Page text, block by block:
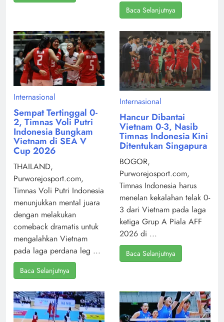
Baca Selanjutnya
Internasional
Sempat Tertinggal 0-
2, Timnas Voli Putri
Indonesia Bungkam
Vietnam di SEA V
Cup 2026
THAILAND,
Purworejosport.com,
Timnas Voli Putri Indonesia
menunjukkan mental juara
dengan melakukan
comeback dramatis untuk
mengalahkan Vietnam
pada laga perdana leg ...
Baca Selanjutnya
Internasional
Hancur Dibantai
Vietnam 0-3, Nasib
Timnas Indonesia Kini
Ditentukan Singapura
BOGOR,
Purworejosport.com,
Timnas Indonesia harus
menelan kekalahan telak 0-
3 dari Vietnam pada laga
ketiga Grup A Piala AFF
2026 di ...
Baca Selanjutnya